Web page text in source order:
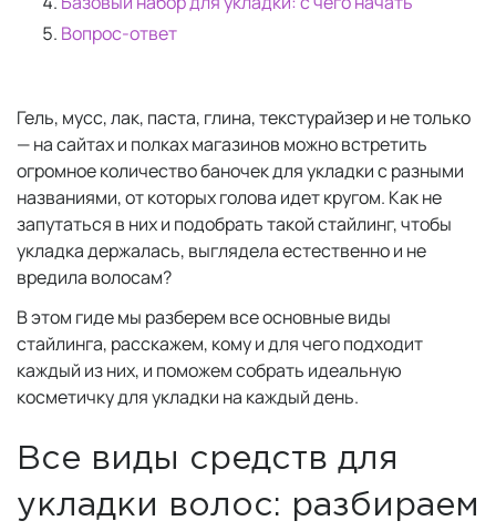
Вопрос-ответ
Гель, мусс, лак, паста, глина, текстурайзер и не только
— на сайтах и полках магазинов можно встретить
огромное количество баночек для укладки с разными
названиями, от которых голова идет кругом. Как не
запутаться в них и подобрать такой стайлинг, чтобы
укладка держалась, выглядела естественно и не
вредила волосам?
В этом гиде мы разберем все основные виды
стайлинга, расскажем, кому и для чего подходит
каждый из них, и поможем собрать идеальную
косметичку для укладки на каждый день.
Все виды средств для
укладки волос: разбираем